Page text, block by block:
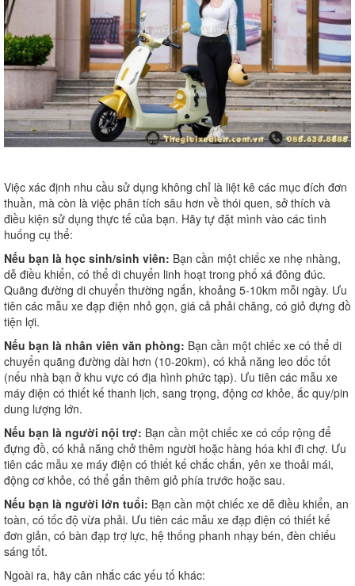
Việc xác định nhu cầu sử dụng không chỉ là liệt kê các mục đích đơn
thuần, mà còn là việc phân tích sâu hơn về thói quen, sở thích và
điều kiện sử dụng thực tế của bạn. Hãy tự đặt mình vào các tình
huống cụ thể:
Nếu bạn là học sinh/sinh viên: Bạn cần một chiếc xe nhẹ nhàng,
dễ điều khiển, có thể di chuyển linh hoạt trong phố xá đông đúc.
Quãng đường di chuyển thường ngắn, khoảng 5-10km mỗi ngày. Ưu
tiên các mẫu xe đạp điện nhỏ gọn, giá cả phải chăng, có giỏ đựng đồ
tiện lợi.
Nếu bạn là nhân viên văn phòng: Bạn cần một chiếc xe có thể di
chuyển quãng đường dài hơn (10-20km), có khả năng leo dốc tốt
(nếu nhà bạn ở khu vực có địa hình phức tạp). Ưu tiên các mẫu xe
máy điện có thiết kế thanh lịch, sang trọng, động cơ khỏe, ắc quy/pin
dung lượng lớn.
Nếu bạn là người nội trợ: Bạn cần một chiếc xe có cốp rộng để
đựng đồ, có khả năng chở thêm người hoặc hàng hóa khi đi chợ. Ưu
tiên các mẫu xe máy điện có thiết kế chắc chắn, yên xe thoải mái,
động cơ khỏe, có thể gắn thêm giỏ phía trước hoặc sau.
Nếu bạn là người lớn tuổi: Bạn cần một chiếc xe dễ điều khiển, an
toàn, có tốc độ vừa phải. Ưu tiên các mẫu xe đạp điện có thiết kế
đơn giản, có bàn đạp trợ lực, hệ thống phanh nhạy bén, đèn chiếu
sáng tốt.
Ngoài ra, hãy cân nhắc các yếu tố khác: